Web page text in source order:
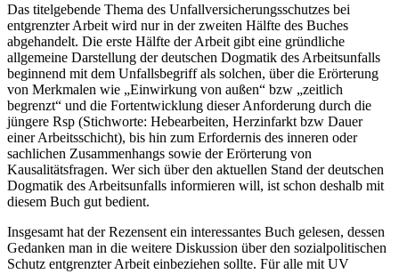
Das titelgebende Thema des Unfallversicherungsschutzes bei
entgrenzter Arbeit wird nur in der zweiten Hälfte des Buches
abgehandelt. Die erste Hälfte der Arbeit gibt eine gründliche
allgemeine Darstellung der deutschen Dogmatik des Arbeitsunfalls
beginnend mit dem Unfallsbegriff als solchen, über die Erörterung
von Merkmalen wie „Einwirkung von außen“ bzw „zeitlich
begrenzt“ und die Fortentwicklung dieser Anforderung durch die
jüngere Rsp (Stichworte: Hebearbeiten, Herzinfarkt bzw Dauer
einer Arbeitsschicht), bis hin zum Erfordernis des inneren oder
sachlichen Zusammenhangs sowie der Erörterung von
Kausalitätsfragen. Wer sich über den aktuellen Stand der deutschen
Dogmatik des Arbeitsunfalls informieren will, ist schon deshalb mit
diesem Buch gut bedient.
Insgesamt hat der Rezensent ein interessantes Buch gelesen, dessen
Gedanken man in die weitere Diskussion über den sozialpolitischen
Schutz entgrenzter Arbeit einbeziehen sollte. Für alle mit UV